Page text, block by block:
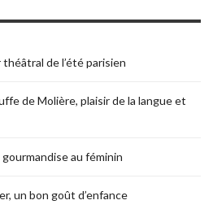
de l’été parisien
de Molière, plaisir de la langue et
au féminin
un bon goût d’enfance